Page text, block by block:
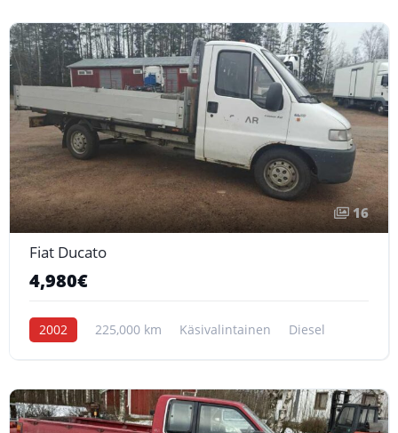
16
Fiat Ducato
4,980€
2002 225,000 km Käsivalintainen Diesel